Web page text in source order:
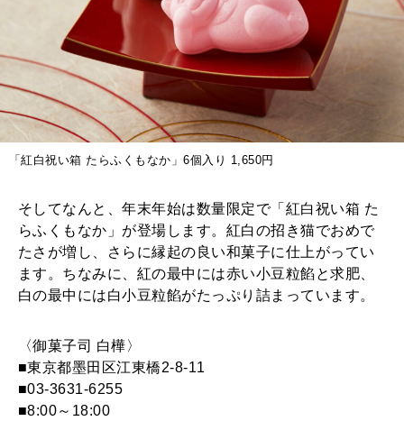
「紅白祝い箱 たらふくもなか」6個入り 1,650円
そしてなんと、年末年始は数量限定で「紅白祝い箱 た
らふくもなか」が登場します。紅白の招き猫でおめで
たさが増し、さらに縁起の良い和菓子に仕上がってい
ます。ちなみに、紅の最中には赤い小豆粒餡と求肥、
白の最中には白小豆粒餡がたっぷり詰まっています。
〈御菓子司 白樺〉
■東京都墨田区江東橋2-8-11
■03-3631-6255
■8:00～18:00